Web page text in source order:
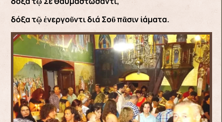
δόξα τῷ ἐνεργοῦντι διά Σοῦ πᾶσιν ἰάματα.